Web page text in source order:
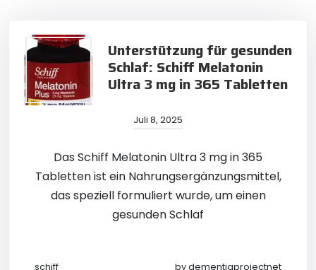
Unterstützung für gesunden
Schlaf: Schiff Melatonin
Ultra 3 mg in 365 Tabletten
Juli 8, 2025
Das Schiff Melatonin Ultra 3 mg in 365
Tabletten ist ein Nahrungsergänzungsmittel,
das speziell formuliert wurde, um einen
gesunden Schlaf
schiff bydementiaprojectnet